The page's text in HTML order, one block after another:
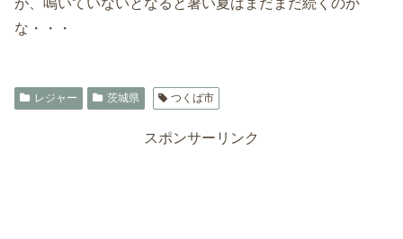
が、鳴いていないとなると暑い夏はまだまだ続くのか
な・・・
レジャー 茨城県 つくば市
スポンサーリンク